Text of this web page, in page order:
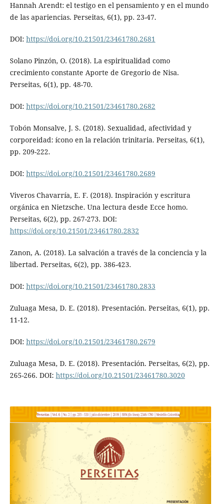
Hannah Arendt: el testigo en el pensamiento y en el mundo
de las apariencias. Perseitas, 6(1), pp. 23-47.
DOI: https://doi.org/10.21501/23461780.2681
Solano Pinzón, O. (2018). La espiritualidad como
crecimiento constante Aporte de Gregorio de Nisa.
Perseitas, 6(1), pp. 48-70.
DOI: https://doi.org/10.21501/23461780.2682
Tobón Monsalve, J. S. (2018). Sexualidad, afectividad y
corporeidad: ícono en la relación trinitaria. Perseitas, 6(1),
pp. 209-222.
DOI: https://doi.org/10.21501/23461780.2689
Viveros Chavarría, E. F. (2018). Inspiración y escritura
orgánica en Nietzsche. Una lectura desde Ecce homo.
Perseitas, 6(2), pp. 267-273. DOI:
https://doi.org/10.21501/23461780.2832
Zanon, A. (2018). La salvación a través de la conciencia y la
libertad. Perseitas, 6(2), pp. 386-423.
DOI: https://doi.org/10.21501/23461780.2833
Zuluaga Mesa, D. E. (2018). Presentación. Perseitas, 6(1), pp.
11-12.
DOI: https://doi.org/10.21501/23461780.2679
Zuluaga Mesa, D. E. (2018). Presentación. Perseitas, 6(2), pp.
265-266. DOI: https://doi.org/10.21501/23461780.3020